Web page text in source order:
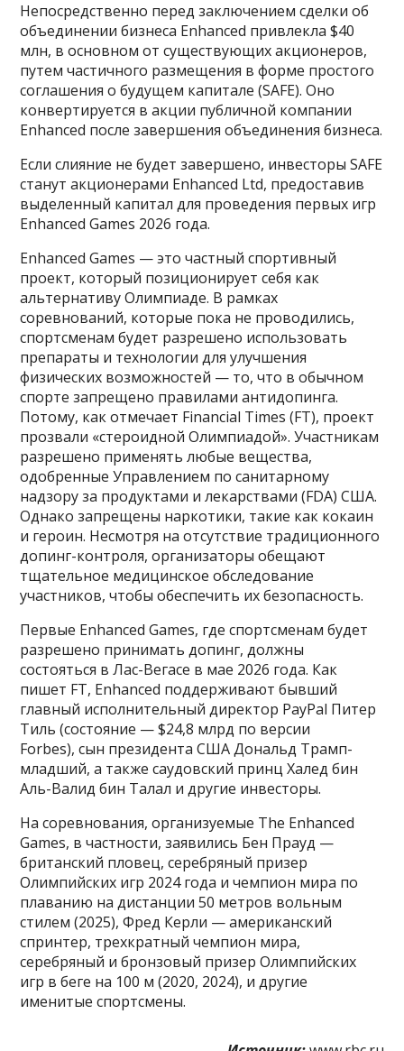
Непосредственно перед заключением сделки об
объединении бизнеса Enhanced привлекла $40
млн, в основном от существующих акционеров,
путем частичного размещения в форме простого
соглашения о будущем капитале (SAFE). Оно
конвертируется в акции публичной компании
Enhanced после завершения объединения бизнеса.
Если слияние не будет завершено, инвесторы SAFE
станут акционерами Enhanced Ltd, предоставив
выделенный капитал для проведения первых игр
Enhanced Games 2026 года.
Enhanced Games — это частный спортивный
проект, который позиционирует себя как
альтернативу Олимпиаде. В рамках
соревнований, которые пока не проводились,
спортсменам будет разрешено использовать
препараты и технологии для улучшения
физических возможностей — то, что в обычном
спорте запрещено правилами антидопинга.
Потому, как отмечает Financial Times (FT), проект
прозвали «стероидной Олимпиадой». Участникам
разрешено применять любые вещества,
одобренные Управлением по санитарному
надзору за продуктами и лекарствами (FDA) США.
Однако запрещены наркотики, такие как кокаин
и героин. Несмотря на отсутствие традиционного
допинг-контроля, организаторы обещают
тщательное медицинское обследование
участников, чтобы обеспечить их безопасность.
Первые Enhanced Games, где спортсменам будет
разрешено принимать допинг, должны
состояться в Лас-Вегасе в мае 2026 года. Как
пишет FT, Enhanced поддерживают бывший
главный исполнительный директор PayPal Питер
Тиль (состояние — $24,8 млрд по версии
Forbes), сын президента США Дональд Трамп-
младший, а также саудовский принц Халед бин
Аль-Валид бин Талал и другие инвесторы.
На соревнования, организуемые The Enhanced
Games, в частности, заявились Бен Прауд —
британский пловец, серебряный призер
Олимпийских игр 2024 года и чемпион мира по
плаванию на дистанции 50 метров вольным
стилем (2025), Фред Керли — американский
спринтер, трехкратный чемпион мира,
серебряный и бронзовый призер Олимпийских
игр в беге на 100 м (2020, 2024), и другие
именитые спортсмены.